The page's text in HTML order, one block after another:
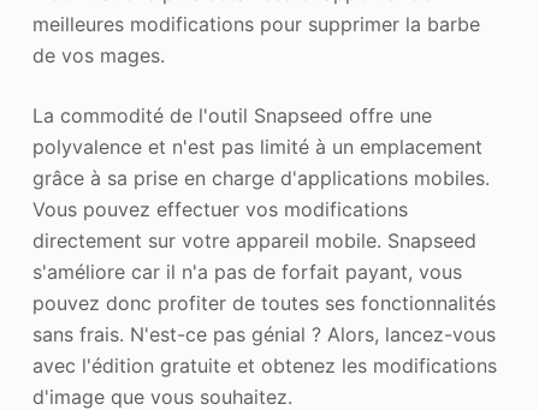
meilleures modifications pour supprimer la barbe
de vos mages.
La commodité de l'outil Snapseed offre une
polyvalence et n'est pas limité à un emplacement
grâce à sa prise en charge d'applications mobiles.
Vous pouvez effectuer vos modifications
directement sur votre appareil mobile. Snapseed
s'améliore car il n'a pas de forfait payant, vous
pouvez donc profiter de toutes ses fonctionnalités
sans frais. N'est-ce pas génial ? Alors, lancez-vous
avec l'édition gratuite et obtenez les modifications
d'image que vous souhaitez.